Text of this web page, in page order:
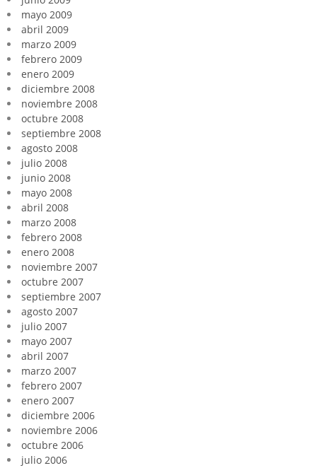
mayo 2009
abril 2009
marzo 2009
febrero 2009
enero 2009
diciembre 2008
noviembre 2008
octubre 2008
septiembre 2008
agosto 2008
julio 2008
junio 2008
mayo 2008
abril 2008
marzo 2008
febrero 2008
enero 2008
noviembre 2007
octubre 2007
septiembre 2007
agosto 2007
julio 2007
mayo 2007
abril 2007
marzo 2007
febrero 2007
enero 2007
diciembre 2006
noviembre 2006
octubre 2006
julio 2006